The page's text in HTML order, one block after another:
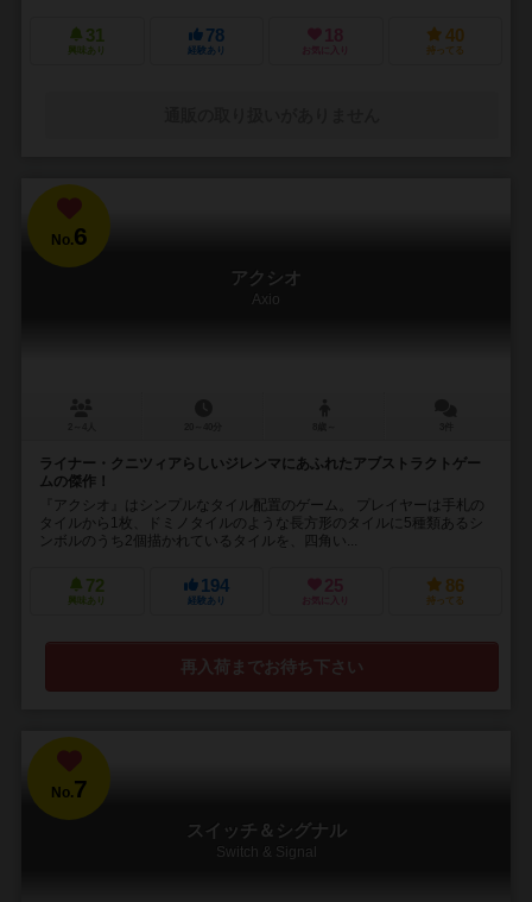
31
興味あり
78
経験あり
18
お気に入り
40
持ってる
No.6
アクシオ
Axio
ライナー・クニツィアらしいジレンマにあふれたアブストラクトゲー
ムの傑作！
『アクシオ』はシンプルなタイル配置のゲーム。 プレイヤーは手札の
タイルから1枚、ドミノタイルのような長方形のタイルに5種類あるシ
ンボルのうち2個描かれているタイルを、四角い...
72
興味あり
194
経験あり
25
お気に入り
86
持ってる
再入荷までお待ち下さい
No.7
スイッチ＆シグナル
Switch & Signal